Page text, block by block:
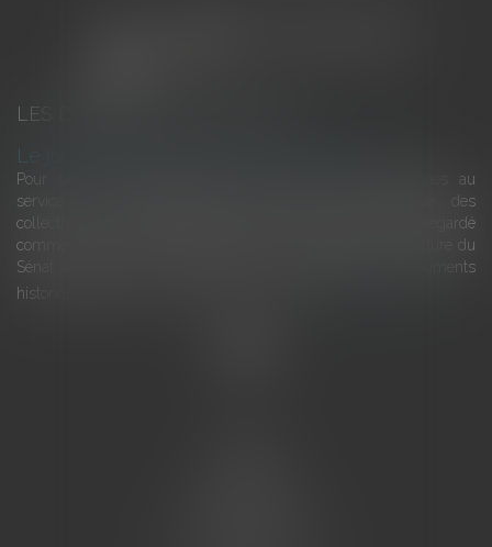
LES DERNIÈRES ACTUALITÉS
Le joug léger des monuments historiques
Pour une gestion patrimoniale des monuments historiques au
service du développement économique et touristique des
collectivités Le monument historique a longtemps été regardé
comme une charge. Le rapport que la commission de la culture du
Sénat a consacré, en juillet 2026, à la gestion des monuments
historiques invite à y voir aussi une ressour...